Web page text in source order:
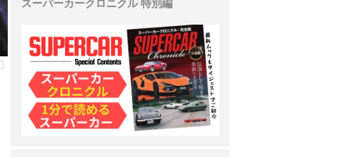
スーパーカークロニクル 特別編